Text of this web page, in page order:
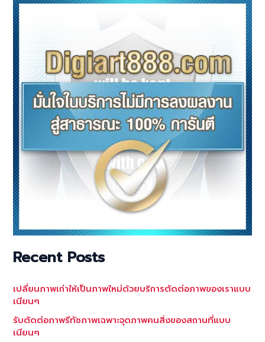
Recent Posts
เปลี่ยนภาพเก่าให้เป็นภาพใหม่ด้วยบริการตัดต่อภาพของเราแบบ
เนียนๆ
รับตัดต่อภาพรีทัชภาพเฉพาะจุดภาพคนสิ่งของสถานที่แบบ
เนียนๆ